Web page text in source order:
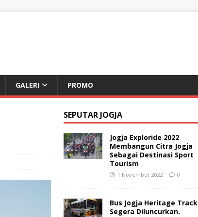
GALERI PROMO
SEPUTAR JOGJA
Jogja Exploride 2022
Membangun Citra Jogja
Sebagai Destinasi Sport
Tourism
1 November 2022 0
Bus Jogja Heritage Track
Segera Diluncurkan.